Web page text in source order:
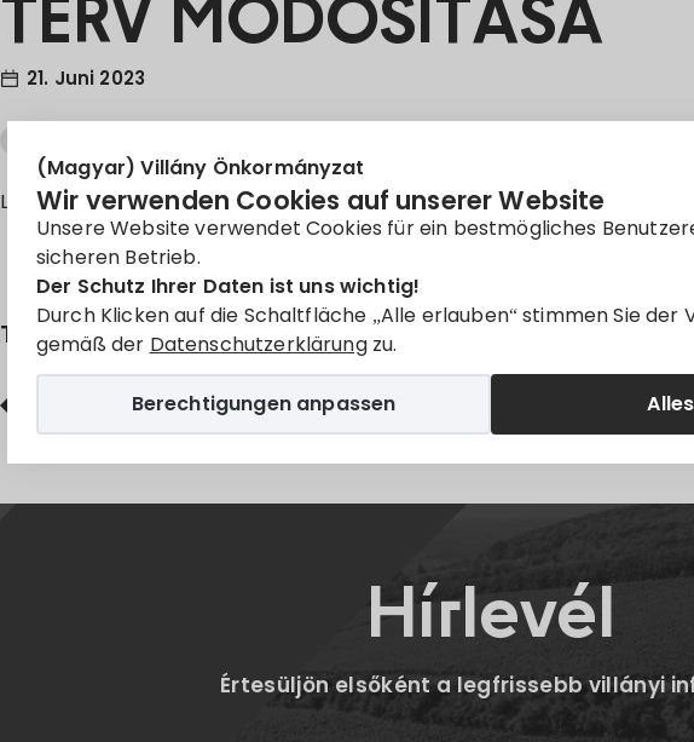
(Magyar) Villány Önkormányzat
Wir verwenden Cookies auf unserer Website
Unsere Website verwendet Cookies für ein bestmögliches
sicheren Betrieb.
Der Schutz Ihrer Daten ist uns wichtig!
Durch Klicken auf die Schaltfläche „Alle erlauben“ stimmen Sie der
gemäß der Datenschutzerklärungzu.
Berechtigungen anpassen
TERV MÓDOSÍTÁSA
21. Juni 2023
Leider ist der Eintrag nur aufMagyarverfügbar.
Teilen
Facebook Twitter E-mail
Hírlevél
Értesüljön elsőként a legfrissebb villányi